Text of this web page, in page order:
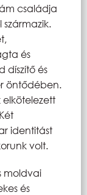
családja
és
díszítő és
öntődében.
identitást
volt.
moldvai
és